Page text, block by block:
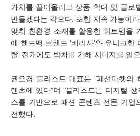
가치를 끌어올리고 상품 확대 및 글로
만들겠다는 각오다. 또한 지속 가능이
맞춰 친환경 소재를 활용한 히트템을
에 핸드백 브랜드 '베리사'와 유니크한
탈' 전개에도 박차를 가해 시너지를 일
권오경 블리스트 대표는 "패션마켓의
텐츠에 있다"며 "블리스트는 디지털
스를 기반으로 패션 콘텐츠 전문 기업
전했다.